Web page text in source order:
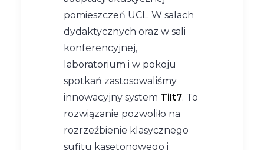
pomieszczeń UCL. W salach
dydaktycznych oraz w sali
konferencyjnej,
laboratorium i w pokoju
spotkań zastosowaliśmy
innowacyjny system Tilt7. To
rozwiązanie pozwoliło na
rozrzeźbienie klasycznego
sufitu kasetonowego i